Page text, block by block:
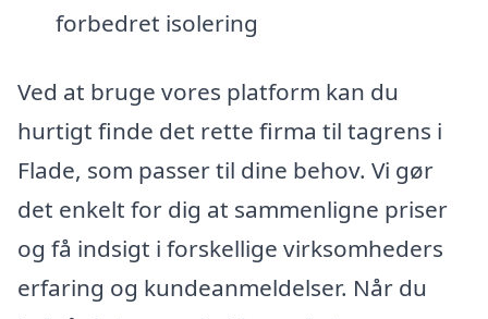
forbedret isolering
Ved at bruge vores platform kan du
hurtigt finde det rette firma til tagrens i
Flade, som passer til dine behov. Vi gør
det enkelt for dig at sammenligne priser
og få indsigt i forskellige virksomheders
erfaring og kundeanmeldelser. Når du